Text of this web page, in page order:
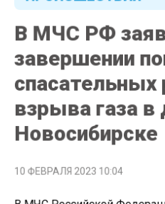
В МЧС РФ
завершении
спасательных
взрыва газа
Новосибирске
В МЧС Российской